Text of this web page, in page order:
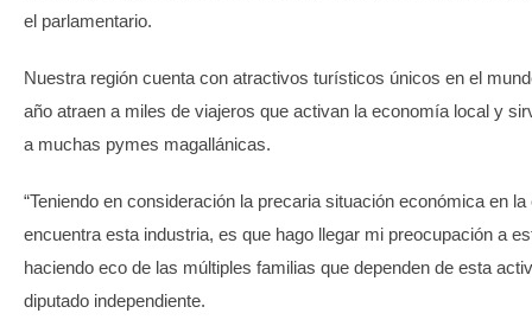
el parlamentario.
Nuestra región cuenta con atractivos turísticos únicos en el
año atraen a miles de viajeros que activan la economía local y
a muchas pymes magallánicas.
“Teniendo en consideración la precaria situación económica en la
encuentra esta industria, es que hago llegar mi preocupación a
haciendo eco de las múltiples familias que dependen de esta
diputado independiente.